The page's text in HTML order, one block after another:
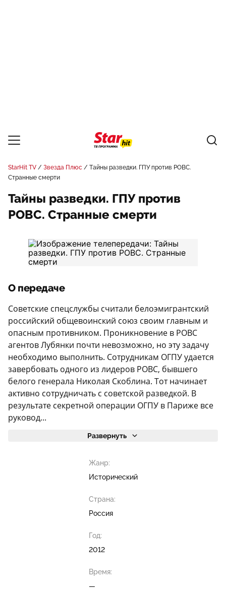
StarHit TV Звезда Плюс
Тайны разведки. ГПУ против РОВС.
Странные смерти
Тайны разведки. ГПУ против
РОВС. Странные смерти
О передаче
Советские спецслужбы считали белоэмигрантский
российский общевоинский союз своим главным и
опасным противником. Проникновение в РОВС
агентов Лубянки почти невозможно, но эту задачу
необходимо выполнить. Сотрудникам ОГПУ удается
завербовать одного из лидеров РОВС, бывшего
белого генерала Николая Скоблина. Тот начинает
активно сотрудничать с советской разведкой. В
результате секретной операции ОГПУ в Париже все
руковод...
Развернуть
Жанр:
Исторический
Страна:
Россия
Год:
2012
Время:
—